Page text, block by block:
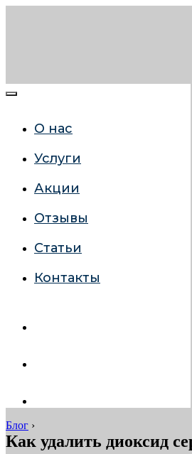
О нас
Услуги
Акции
Отзывы
Статьи
Контакты
Блог ›
Как удалить диоксид